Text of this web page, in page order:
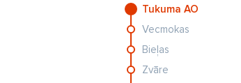
Tukuma AO
Vecmokas
Bieļas
Zvāre